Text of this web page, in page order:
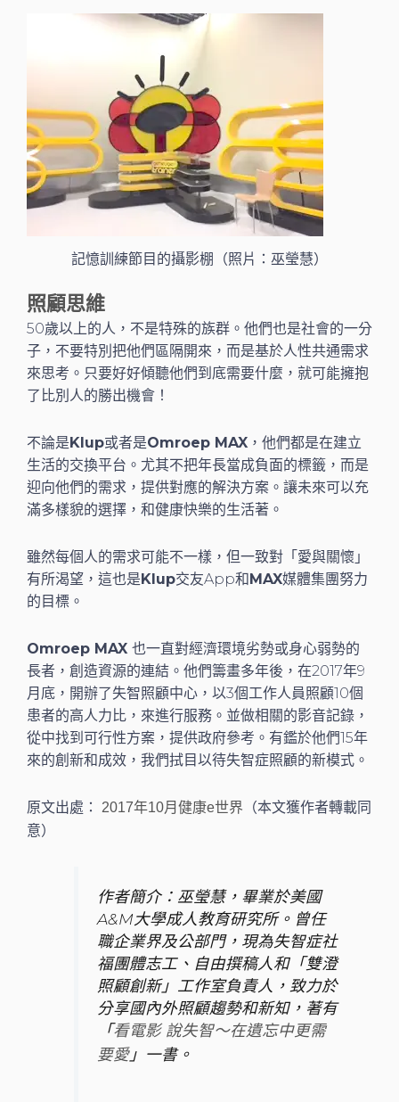
記憶訓練節目的攝影棚（照片：巫瑩慧）
照顧思維
50歲以上的人，不是特殊的族群。他們也是社會的一分
子，不要特別把他們區隔開來，而是基於人性共通需求
來思考。只要好好傾聽他們到底需要什麼，就可能擁抱
了比別人的勝出機會！
不論是Klup或者是Omroep MAX ，他們都是在建立
生活的交換平台。尤其不把年長當成負面的標籤，而是
迎向他們的需求，提供對應的解決方案。讓未來可以充
滿多樣貌的選擇，和健康快樂的生活著。
雖然每個人的需求可能不一樣，但一致對「愛與關懷」
有所渴望，這也是Klup交友App和MAX媒體集團努力
的目標。
Omroep MAX 也一直對經濟環境劣勢或身心弱勢的
長者，創造資源的連結。他們籌畫多年後，在2017年9
月底，開辦了失智照顧中心，以3個工作人員照顧10個
患者的高人力比，來進行服務。並做相關的影音記錄，
從中找到可行性方案，提供政府參考。有鑑於他們15年
來的創新和成效，我們拭目以待失智症照顧的新模式。
原文出處： 2017年10月健康e世界
（本文獲作者轉載同
意）
作者簡介：巫瑩慧，畢業於美國
A&M大學成人教育研究所。曾任
職企業界及公部門，現為失智症社
福團體志工、自由撰稿人和「雙澄
照顧創新」工作室負責人，致力於
分享國內外照顧趨勢和新知，著有
「看電影 說失智～在遺忘中更需
要愛」一書。